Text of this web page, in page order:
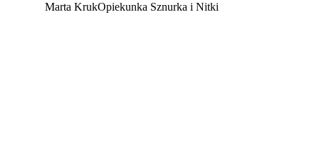
Marta KrukOpiekunka Sznurka i Nitki